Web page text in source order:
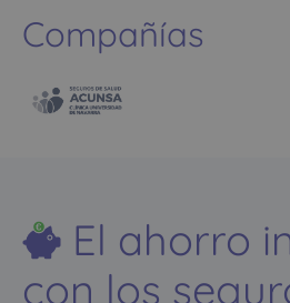
Compañías
El ahorro
con los